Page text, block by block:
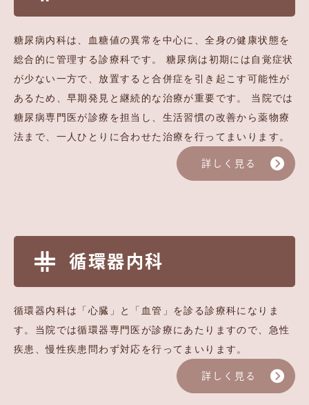
糖尿病内科は、血糖値の異常を中心に、全身の健康状態を
総合的に管理する診療科です。 糖尿病は初期には自覚症状
が少ない一方で、放置すると合併症を引き起こす可能性が
あるため、早期発見と継続的な治療が重要です。 当院では
糖尿病専門医が診療を担当し、生活習慣の改善から薬物療
法まで、一人ひとりに合わせた治療を行ってまいります。
詳しく見る
循環器内科
循環器内科は「心臓」と「血管」を診る診療科になりま
す。当院では循環器専門医が診療にあたりますので、急性
疾患、慢性疾患問わず対応を行ってまいります。
詳しく見る